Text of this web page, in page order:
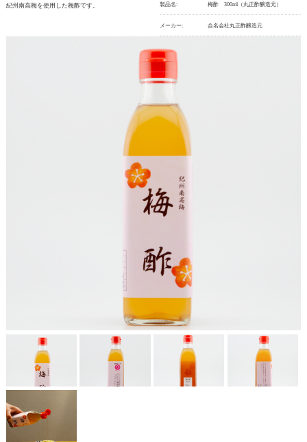
紀州南高梅を使用した梅酢です。 製品名: 梅酢 300ml（丸正酢醸造元）
メーカー: 合名会社丸正酢醸造元